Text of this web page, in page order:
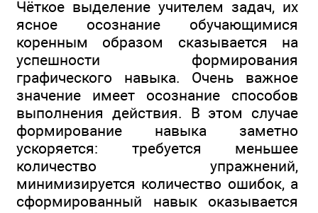
Чёткое выделение учителем задач, их
ясное осознание обучающимися
коренным образом сказывается на
успешности формирования
графического навыка. Очень важное
значение имеет осознание способов
выполнения действия. В этом случае
формирование навыка заметно
ускоряется: требуется меньшее
количество упражнений,
минимизируется количество ошибок, а
сформированный навык оказывается